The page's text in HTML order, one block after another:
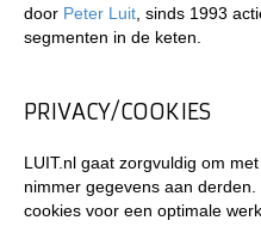
door Peter Luit , sinds 1993
segmenten in de keten.
PRIVACY/COOKIES
LUIT.nl gaat zorgvuldig om
nimmer gegevens aan
cookies voor een optimale